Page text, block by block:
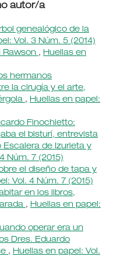
autor/a
genealógico de la
Vol. 3 Núm. 5 (2014)
Rawson , Huellas en
hermanos
la cirugía y el arte,
, Huellas en papel:
Finochietto:
el bisturí, entrevista
Escalera de Izurieta y
Núm. 7 (2015)
el diseño de tapa y
Vol. 4 Núm. 7 (2015)
en los libros,
, Huellas en papel:
operar era un
Dres. Eduardo
, Huellas en papel: Vol.